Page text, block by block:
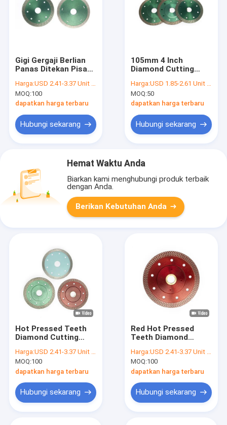
Gigi Gergaji Berlian
Panas Ditekan Pisau
Untuk Penggiling
Sudut
Harga:USD 2.41-3.37 Unit price
MOQ:100
dapatkan harga terbaru
Hubungi sekarang
105mm 4 Inch
Diamond Cutting
Ceramic Saw Blade
Harga:USD 1.85-2.61 Unit price
MOQ:50
dapatkan harga terbaru
Hubungi sekarang
Hemat Waktu Anda
Biarkan kami menghubungi produk terbaik
dengan Anda.
Berikan Kebutuhan Anda
Hot Pressed Teeth
Diamond Cutting
Keramik
Harga:USD 2.41-3.37 Unit price
MOQ:100
dapatkan harga terbaru
Hubungi sekarang
Red Hot Pressed
Teeth Diamond
Gergaji Keramik
Harga:USD 2.41-3.37 Unit price
MOQ:100
dapatkan harga terbaru
Hubungi sekarang